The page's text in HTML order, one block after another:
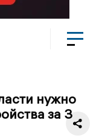
нужно
за 3